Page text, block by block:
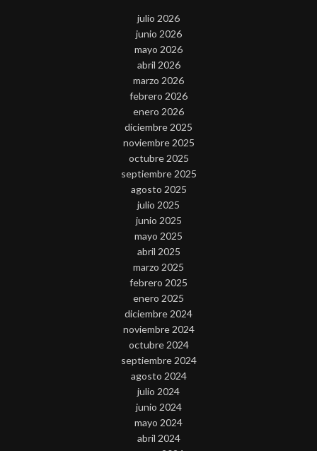
julio 2026
junio 2026
mayo 2026
abril 2026
marzo 2026
febrero 2026
enero 2026
diciembre 2025
noviembre 2025
octubre 2025
septiembre 2025
agosto 2025
julio 2025
junio 2025
mayo 2025
abril 2025
marzo 2025
febrero 2025
enero 2025
diciembre 2024
noviembre 2024
octubre 2024
septiembre 2024
agosto 2024
julio 2024
junio 2024
mayo 2024
abril 2024